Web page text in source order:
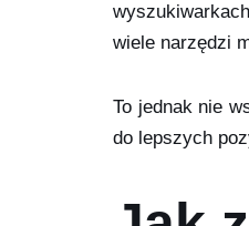
wiele narzędzi
To jednak nie
do lepszych